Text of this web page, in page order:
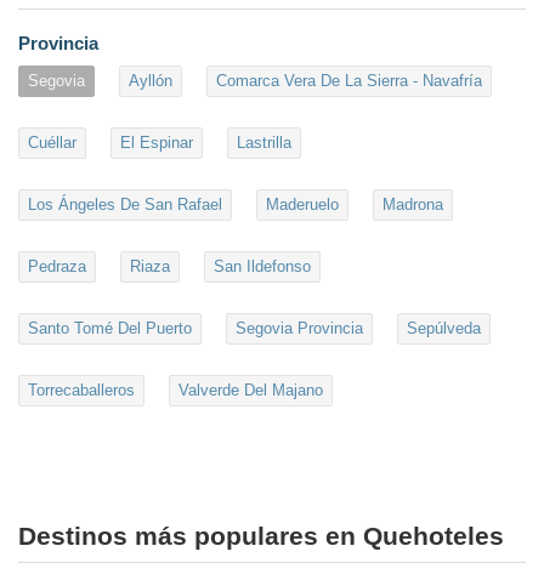
Provincia
Segovia Ayllón Comarca Vera De La Sierra - Navafría
Cuéllar El Espinar Lastrilla
Los Ángeles De San Rafael Maderuelo Madrona
Pedraza Riaza San Ildefonso
Santo Tomé Del Puerto Segovia Provincia Sepúlveda
Torrecaballeros Valverde Del Majano
Destinos más populares en Quehoteles